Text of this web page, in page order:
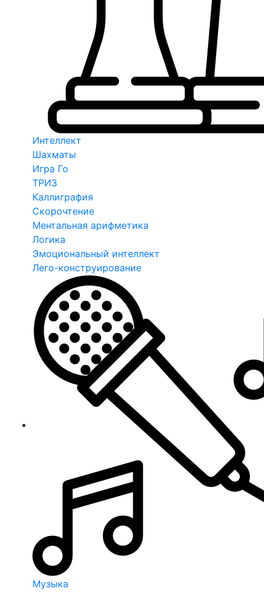
Интеллект
Шахматы
Игра Го
ТРИЗ
Каллиграфия
Скорочтение
Ментальная арифметика
Логика
Эмоциональный интеллект
Лего-конструирование
Музыка